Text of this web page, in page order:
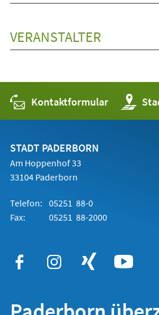
VERANSTALTER
Kontaktformular (Öffnet
in
einem
STADT PADERBORN
Am Hoppenhof 33
33104 Paderborn
Telefon: 05251 88-0
Fax:
05251 88-2000